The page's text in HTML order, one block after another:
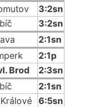
3:2sn
3:2sn
2:1sn
2:1p
Brod
2:3sn
2:1sn
6:5sn